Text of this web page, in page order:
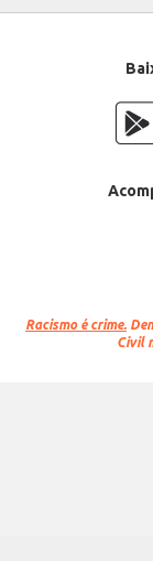
Racismo é crime.
Civil